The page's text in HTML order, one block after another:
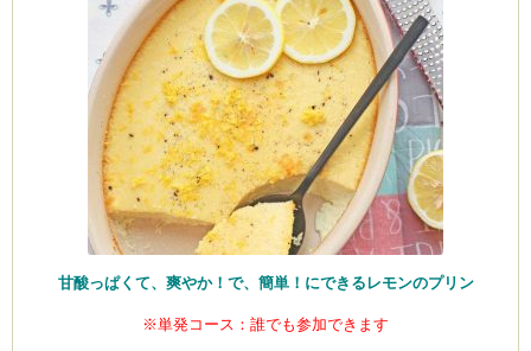
甘酸っぱくて、爽やか！で、簡単！にできるレモンのプリン
※単発コース：誰でも参加できます